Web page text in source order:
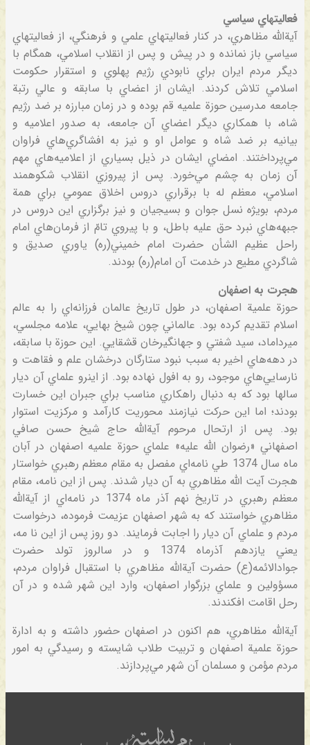
فعاليتهاي‌ سياسي‌
آية‌الله‌ مظاهري‌، در كنار فعاليتهاي‌ علمي‌ و فرهنگي‌، از فعاليتهاي‌
سياسي‌ باز نمانده‌ و در پيش‌ و پس‌ از انقلاب‌ اسلامي‌، همگام‌ با
ديگر مردم‌ ايران‌ براي‌ نابودي‌ رژيم‌ پهلوي‌ و استقرار حكومت‌
اسلامي‌ تلاش‌ كردند. ايشان‌ از اعضاي‌ با سابقه‌ و عالي‌ رتبة‌
جامعه‌ مدرسين‌ حوزة‌ علميه‌ قم‌ بوده‌ و در زمان‌ مبارزه‌ بر ضد رژيم‌
شاه‌، با همكاري‌ ديگر اعضاي‌ آن‌ جامعه‌، به‌ صدور اعلاميه‌ و
بيانيه‌ بر ضد شاه‌ و عوامل‌ او و نيز به‌ افشاگري‌هاي‌ فراوان‌
مي‌پرداختند. امضاي‌ ايشان‌ در ذيل‌ بسياري‌ از اعلاميه‌هاي‌ مهم‌
آن‌ زمان‌ به‌ چشم‌ مي‌خورد. پس‌ از پيروزي‌ انقلاب‌ شكوهمند
اسلامي‌، معظم‌ له‌ با برقراري‌ دروس‌ اخلاق‌ عمومي‌ براي‌ همة‌
مردم‌، بويژه‌ نسل‌ جوان‌ و بسيجيان‌ و نيز برگزاري‌ اين‌ دروس‌ در
جبهه‌هاي‌ نبرد حق‌ عليه‌ باطل‌، و با پيروي‌ تامّ از فرمان‌هاي‌ امام‌
راحل‌ عظيم‌ الشأن‌ حضرت‌ امام‌ خميني‌(ره‌) ياوري‌ صديق‌ و
شاگردي‌ مطيع‌ در خدمت‌ آن‌ امام‌(ره‌) بودند.
هجرت‌ به‌ اصفهان‌
حوزة‌ علمية‌ اصفهان‌، در طول‌ تاريخ‌ عالمان‌ فرزانه‌اي‌ را به‌ عالم‌
اسلام‌ تقديم‌ كرده‌ بود. عالماني‌ چون‌ شيخ‌ بهايي‌، علامه‌ مجلسي‌،
ميرداماد، سيد شفتي‌ و جهانگيرخان‌ قشقايي‌. اين‌ حوزة‌ با سابقه‌،
در دهه‌هاي‌ اخير به‌ سبب‌ نبود ستارگان‌ درخشان‌ علم‌ و فقاهت‌ و
نارسايي‌هاي‌ موجود، رو به‌ افول‌ نهاده‌ بود. از اينرو علماي‌ آن‌ ديار
سالها بود كه‌ به‌ دنبال‌ راهكاري‌ مناسب‌ براي‌ جبران‌ اين‌ خسارت‌
بودند؛ اما اين‌ حركت‌ نيازمند محوريت‌ كارآمد و مركزيت‌ استوار
بود. پس‌ از ارتحال‌ مرحوم‌ آية‌الله‌ حاج‌ شيخ‌ حسن‌ صافي‌
اصفهاني‌ «رضوان‌ الله‌ عليه‌» علماي‌ حوزة‌ علميه‌ اصفهان‌ در آبان‌
ماه‌ سال‌ 1374 طي‌ نامه‌اي‌ مفصل‌ به‌ مقام‌ معظم‌ رهبري‌ خواستار
هجرت‌ آيت‌ الله‌ مظاهري‌ به‌ آن‌ ديار شدند. پس‌ از اين‌ نامه‌، مقام‌
معظم‌ رهبري‌ در تاريخ‌ نهم‌ آذر ماه‌ 1374 در نامه‌اي‌ از آية‌الله‌
مظاهري‌ خواستند كه‌ به‌ شهر اصفهان‌ عزيمت‌ فرموده‌، درخواست‌
مردم‌ و علماي‌ آن‌ ديار را اجابت‌ فرمايند. دو روز پس‌ از اين‌ نا مه‌،
يعني‌ يازدهم‌ آذرماه‌ 1374 و در سالروز تولد حضرت‌
جوادالائمه‌(ع‌) حضرت‌ آية‌الله‌ مظاهري‌ با استقبال‌ فراوان‌ مردم‌،
مسؤولين‌ و علماي‌ بزرگوار اصفهان‌، وارد اين‌ شهر شده‌ و در آن‌
رحل‌ اقامت‌ افكندند.
آية‌الله‌ مظاهري‌، هم‌ اكنون‌ در اصفهان‌ حضور داشته‌ و به‌ ادارة‌
حوزة‌ علمية‌ اصفهان‌ و تربيت‌ طلاب‌ شايسته‌ و رسيدگي‌ به‌ امور
مردم‌ مؤمن‌ و مسلمان‌ آن‌ شهر مي‌پردازند.